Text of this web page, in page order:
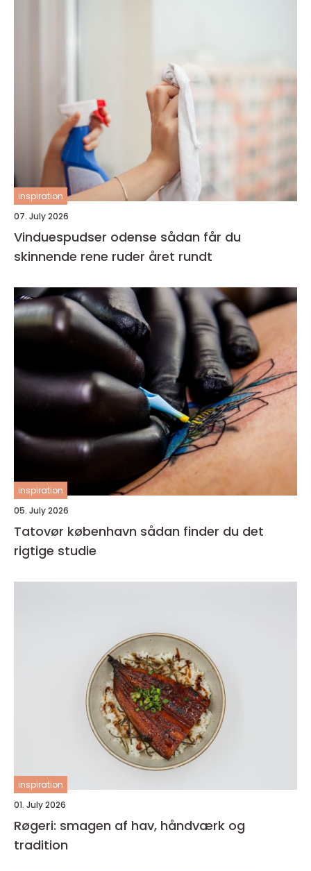
inspiration
07. July 2026
Vinduespudser odense sådan får du
skinnende rene ruder året rundt
inspiration
05. July 2026
Tatovør københavn sådan finder du det
rigtige studie
inspiration
01. July 2026
Røgeri: smagen af hav, håndværk og
tradition